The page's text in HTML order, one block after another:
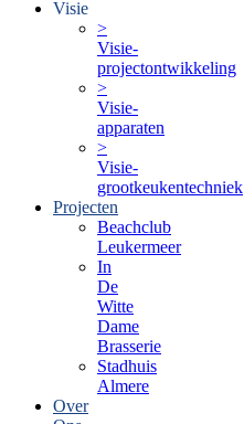
Visie
>
Visie-
projectontwikkeling
>
Visie-
apparaten
>
Visie-
grootkeukentechniek
Projecten
Beachclub
Leukermeer
In
De
Witte
Dame
Brasserie
Stadhuis
Almere
Over